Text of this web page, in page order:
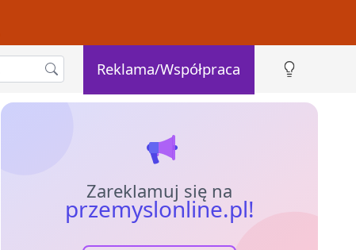
Reklama/Współpraca
Zareklamuj się na
przemyslonline.pl!